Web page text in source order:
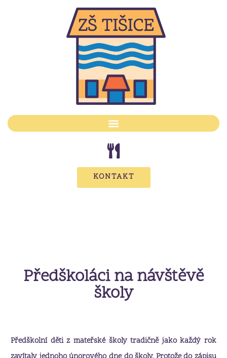
KONTAKT
Předškoláci na návštěvě
školy
Předškolní děti z mateřské školy tradičně jako každý rok